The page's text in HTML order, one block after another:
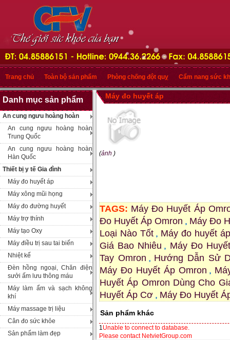
Trang chủ Toàn bộ sản phẩm Phòng chống đột quỵ Cẩm nang sức
Danh mục sản phẩm
An cung ngưu hoàng hoàn
An cung ngưu hoàng hoàn
Trung Quốc
An cung ngưu hoàng hoàn
Hàn Quốc
Thiết bị y tế Gia đình
Máy đo huyết áp
Máy xông mũi họng
Máy đo đường huyết
Máy trợ thính
Máy tạo Oxy
Máy điều trị sau tai biến
Nhiệt kế
Đèn hồng ngoại, Chăn điện
sưởi ấm lưu thông máu
Máy làm ẩm và sạch không
khí
Máy massage trị liệu
Cân đo sức khỏe
Sản phẩm làm đẹp
Máy đo huyết áp
(ảnh )
TAGS: Máy Đo Huyết Áp
Đo Huyết Áp Omron
Máy Đo
Loại Nào Tốt
Máy đo huyết
Giá Bao Nhiêu
Máy Đo
Tay Omron
Hướng Dẫn Sử
Máy Đo Huyết Áp Omron
Huyết Áp Omron Dùng Cho
Huyết Áp Cơ
Máy Đo Huyết
Sản phẩm khác
1Unable to connect to database.
Please contact NetvietGroup.com